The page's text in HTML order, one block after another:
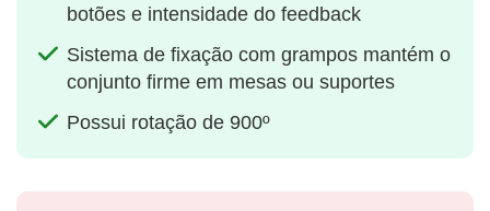
botões e intensidade do feedback
Sistema de fixação com grampos mantém o
conjunto firme em mesas ou suportes
Possui rotação de 900º